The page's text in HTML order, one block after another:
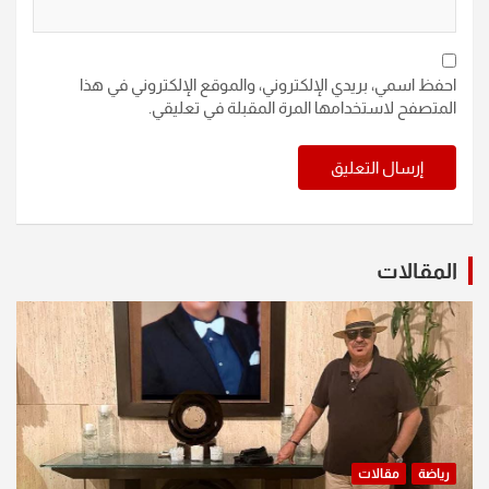
احفظ اسمي، بريدي الإلكتروني، والموقع الإلكتروني في هذا
المتصفح لاستخدامها المرة المقبلة في تعليقي.
المقالات
رياضة مقالات